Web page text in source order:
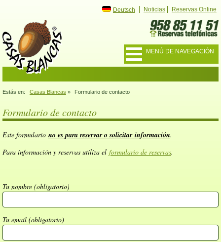
MENÚ DE NAVEGACIÓN
Reservas Online
Noticias
Deutsch
Estás en: Casas Blancas » Formulario de contacto
Formulario de contacto
Este formulario no es para reservar o solicitar información.
Para información y reservas utiliza el formulario de reservas.
Tu nombre (obligatorio)
Tu email (obligatorio)